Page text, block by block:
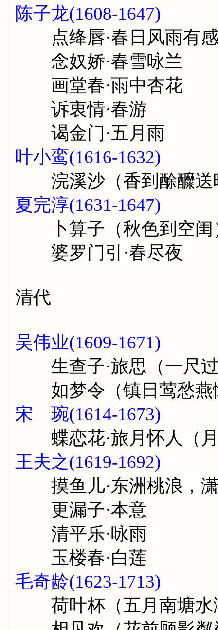
陈子龙(1608-1647)
点绛唇·春日风雨有
念奴娇·春雪咏兰
画堂春·雨中杏花
诉衷情·春游
谒金门·五月雨
叶小鸾(1616-1632)
浣溪沙（香到酴醾送
夏完淳(1631-1647)
卜算子（秋色到空闺
婆罗门引·春尽夜
清代
吴伟业(1609-1671)
生查子·旅思（一尺
如梦令（镇日莺愁燕
宋 琬(1614-1673)
蝶恋花·旅月怀人（月
王夫之(1619-1692)
摸鱼儿·东洲桃浪，潇
更漏子·本意
清平乐·咏雨
玉楼春·白莲
毛奇龄(1623-1713)
荷叶杯（五月南塘水